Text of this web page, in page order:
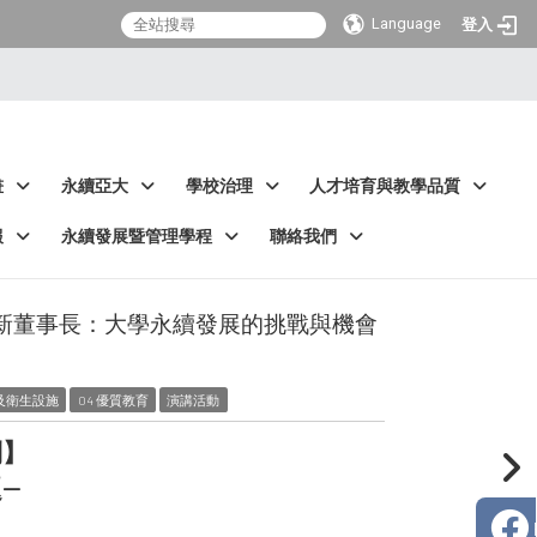
Language 登入
永續亞大 學校治理 人才培育與教學品質
永續發展暨管理學程 聯絡我們
董事長：大學永續發展的挑戰與機會
衛生設施 04 優質教育 演講活動